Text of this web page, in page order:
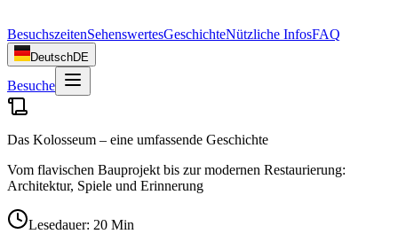
BesuchszeitenSehenswertesGeschichteNützliche InfosFAQ
DeutschDE
Besuche
Das Kolosseum – eine umfassende Geschichte
Vom flavischen Bauprojekt bis zur modernen Restaurierung:
Architektur, Spiele und Erinnerung
Lesedauer: 20 Min